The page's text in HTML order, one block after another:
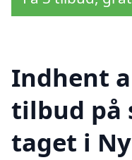
Indhent
tilbud på
taget i